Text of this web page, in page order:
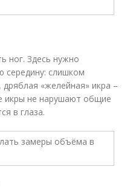
ног. Здесь нужно
середину: слишком
«желейная» икра –
икры не нарушают общие
в глаза.